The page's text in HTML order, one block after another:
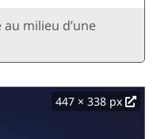
milieu d’une
447 × 338 px